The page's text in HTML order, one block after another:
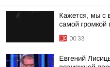
Кажется, мы с
самой громкой
00:33
Евгений